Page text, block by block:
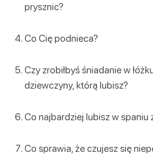
prysznic?
Co Cię podnieca?
Czy zrobiłbyś śniadanie w
dziewczyny, którą lubisz?
Co najbardziej lubisz w spaniu
Co sprawia, że czujesz się